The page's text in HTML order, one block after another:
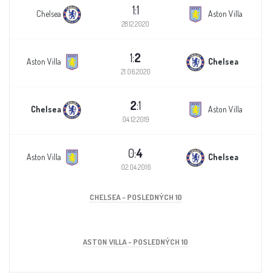
Chelsea 1:1
28.12.2020
Aston Villa
Aston Villa 1:2
21.06.2020
Chelsea
Chelsea 2:1
04.12.2019
Aston Villa
Aston Villa 0:4
02.04.2016
Chelsea
CHELSEA - POSLEDNÝCH 10
ASTON VILLA - POSLEDNÝCH 10